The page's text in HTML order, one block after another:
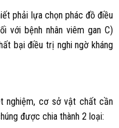
phải lựa chọn phác đồ điều
với bệnh nhân viêm gan C)
bại điều trị nghi ngờ kháng
nghiệm, cơ sở vật chất cần
được chia thành 2 loại: